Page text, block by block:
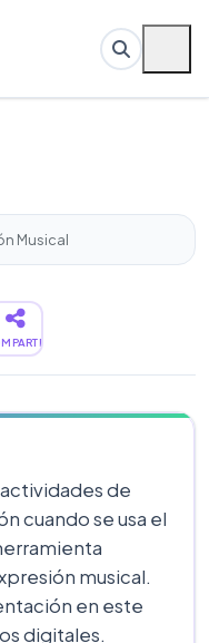
Musical
de
cuando se usa el
musical.
en este
digitales.